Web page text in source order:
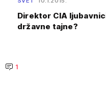
Direktor CIA
državne tajne?
1